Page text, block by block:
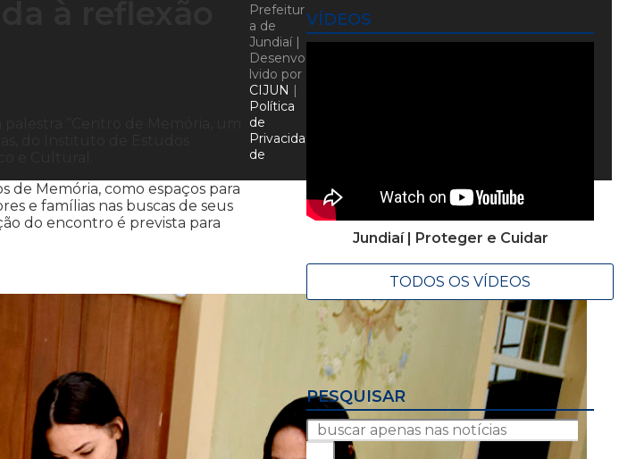
de Memória, como espaços para
e famílias nas buscas de seus
do encontro é prevista para
VÍDEOS
Jundiaí | Proteger e Cuidar
TODOS OS VÍDEOS
PESQUISAR
Prefeitur
a de
Jundiaí |
Desenvo
lvido por
CIJUN |
Política
de
Privacida
de